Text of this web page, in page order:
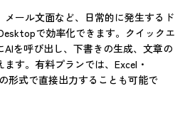
ール文面など、日常的に発生するド
で効率化できます。クイックエ
AIを呼び出し、下書きの生成、文章の
す。有料プランでは、Excel・
形式で直接出力することも可能で